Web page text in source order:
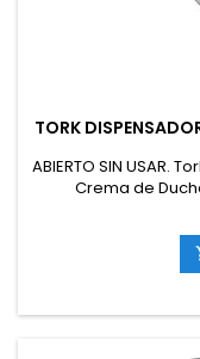
TORK
ABIERTO SIN USAR.
Crema de
Desinfectante de